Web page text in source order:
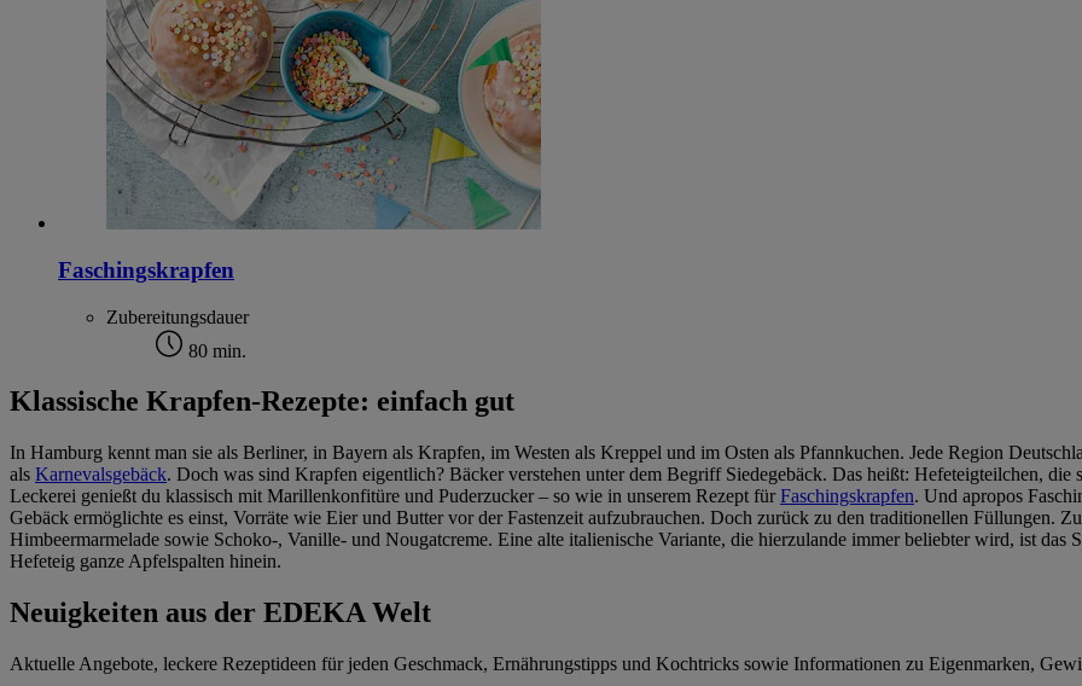
Faschingskrapfen
Zubereitungsdauer
80 min.
Klassische Krapfen-Rezepte: einfach gut
In Hamburg kennt man sie als Berliner, in Bayern als Krapfen, im Westen als Kreppel und im Osten als Pfannkuchen. Jede Region
als Karnevalsgebäck. Doch was sind Krapfen eigentlich? Bäcker verstehen unter dem Begriff Siedegebäck. Das heißt: Hefeteigteilchen,
Leckerei genießt du klassisch mit Marillenkonfitüre und Puderzucker – so wie in unserem Rezept fürFaschingskrapfen. Und apropos
Gebäck ermöglichte es einst, Vorräte wie Eier und Butter vor der Fastenzeit aufzubrauchen. Doch zurück zu den traditionellen Füllungen.
Himbeermarmelade sowie Schoko-, Vanille- und Nougatcreme. Eine alte italienische Variante, die hierzulande immer beliebter wird, ist
Hefeteig ganze Apfelspalten hinein.
Neuigkeiten aus der EDEKA Welt
Aktuelle Angebote, leckere Rezeptideen für jeden Geschmack, Ernährungstipps und Kochtricks sowie Informationen zu Eigenmarken,